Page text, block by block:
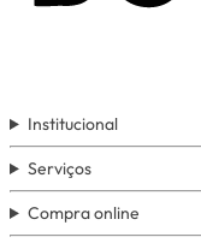
Institucional
Serviços
Compra online